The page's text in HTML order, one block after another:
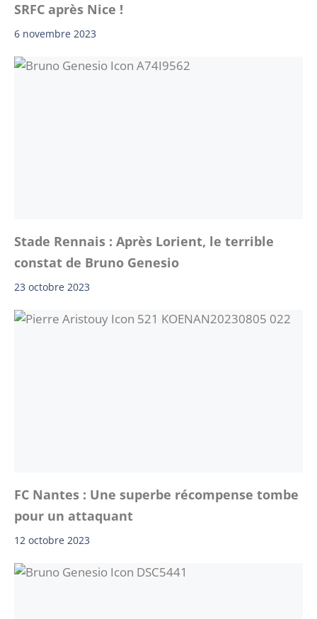
SRFC après Nice !
6 novembre 2023
Stade Rennais : Après Lorient, le terrible
constat de Bruno Genesio
23 octobre 2023
FC Nantes : Une superbe récompense tombe
pour un attaquant
12 octobre 2023